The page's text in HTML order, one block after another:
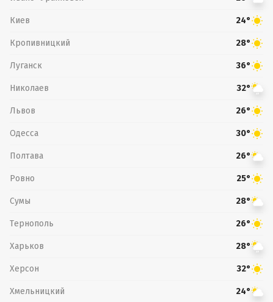
Киев 24°
Кропивницкий 28°
Луганск 36°
Николаев 32°
Львов 26°
Одесса 30°
Полтава 26°
Ровно 25°
Сумы 28°
Тернополь 26°
Харьков 28°
Херсон 32°
Хмельницкий 24°